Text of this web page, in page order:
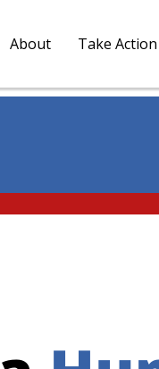
About Take Action